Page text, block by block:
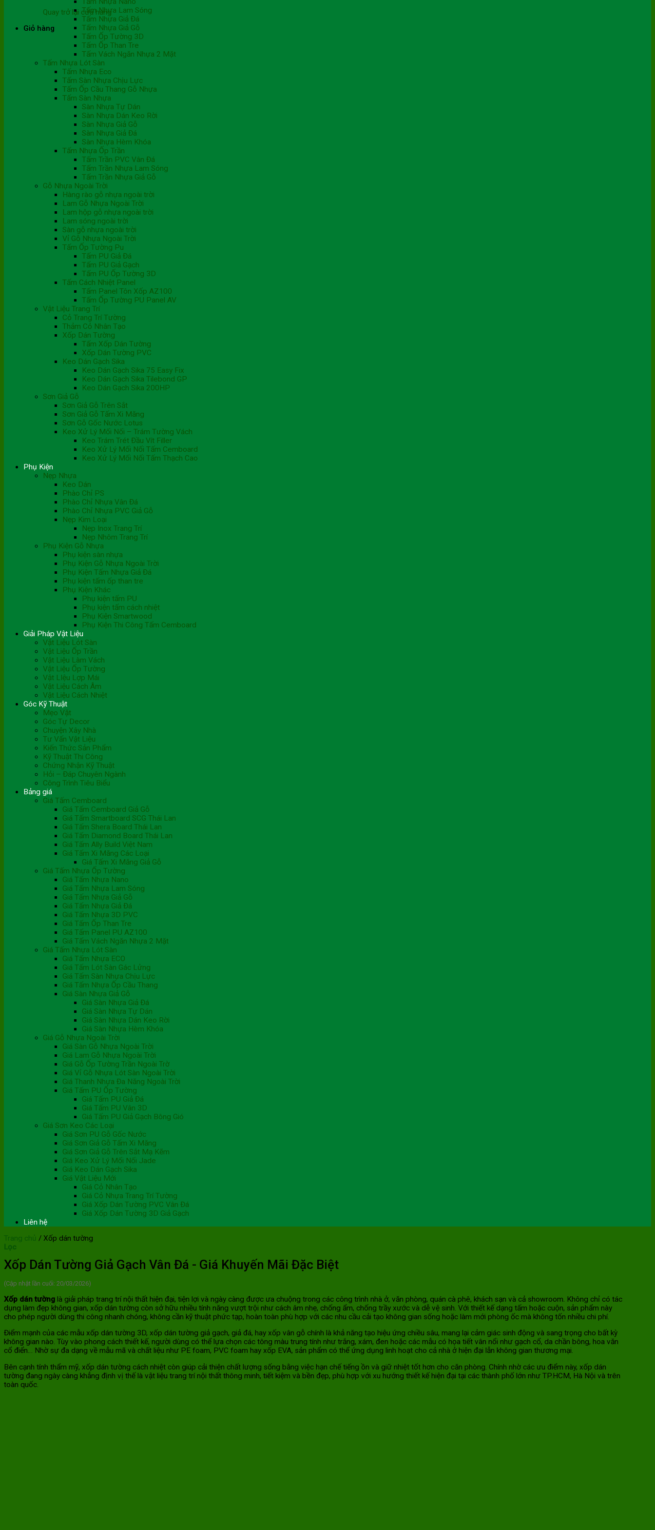
Quay trở lại cửa hàng
Giỏ hàng
Tấm Nhựa Lam Sóng
Tấm Nhựa Giả Đá
Tấm Nhựa Giả Gỗ
Tấm Ốp Tường 3D
Tấm Ốp Than Tre
Tấm Vách Ngăn Nhựa 2 Mặt
Tấm Nhựa Lót Sàn
Tấm Nhựa Eco
Tấm Sàn Nhựa Chịu Lực
Tấm Ốp Cầu Thang Gỗ Nhựa
Tấm Sàn Nhựa
Sàn Nhựa Tự Dán
Sàn Nhựa Dán Keo Rời
Sàn Nhựa Giả Gỗ
Sàn Nhựa Giả Đá
Sàn Nhựa Hèm Khóa
Tấm Nhựa Ốp Trần
Tấm Trần PVC Vân Đá
Tấm Trần Nhựa Lam Sóng
Tấm Trần Nhựa Giả Gỗ
Gỗ Nhựa Ngoài Trời
Hàng rào gỗ nhựa ngoài trời
Lam Gỗ Nhựa Ngoài Trời
Lam hộp gỗ nhựa ngoài trời
Lam sóng ngoài trời
Sàn gỗ nhựa ngoài trời
Vỉ Gỗ Nhựa Ngoài Trời
Tấm Ốp Tường Pu
Tấm PU Giả Đá
Tấm PU Giả Gạch
Tấm PU Ốp Tường 3D
Tấm Cách Nhiệt Panel
Tấm Panel Tôn Xốp AZ100
Tấm Ốp Tường PU Panel AV
Vật Liệu Trang Trí
Cỏ Trang Trí Tường
Thảm Cỏ Nhân Tạo
Xốp Dán Tường
Tấm Xốp Dán Tường
Xốp Dán Tường PVC
Keo Dán Gạch Sika
Keo Dán Gạch Sika 75 Easy Fix
Keo Dán Gạch Sika Tilebond GP
Keo Dán Gạch Sika 200HP
Sơn Giả Gỗ
Sơn Giả Gỗ Trên Sắt
Sơn Giả Gỗ Tấm Xi Măng
Sơn Gỗ Gốc Nước Lotus
Keo Xử Lý Mối Nối – Trám Tường Vách
Keo Trám Trét Đầu Vít Filler
Keo Xử Lý Mối Nối Tấm Cemboard
Keo Xử Lý Mối Nối Tấm Thạch Cao
Phụ Kiện
Nẹp Nhựa
Keo Dán
Phào Chỉ PS
Phào Chỉ Nhựa Vân Đá
Phào Chỉ Nhựa PVC Giả Gỗ
Nẹp Kim Loại
Nẹp Inox Trang Trí
Nẹp Nhôm Trang Trí
Phụ Kiện Gỗ Nhựa
Phụ kiện sàn nhựa
Phụ Kiện Gỗ Nhựa Ngoài Trời
Phụ Kiện Tấm Nhựa Giả Đá
Phụ kiện tấm ốp than tre
Phụ Kiện Khác
Phụ kiện tấm PU
Phụ kiện tấm cách nhiệt
Phụ Kiện Smartwood
Phụ Kiện Thi Công Tấm Cemboard
Giải Pháp Vật Liệu
Vật Liệu Lót Sàn
Vật Liệu Ốp Trần
Vật Liệu Làm Vách
Vật Liệu Ốp Tường
Vật LIệu Lợp Mái
Vật Liệu Cách Âm
Vật Liệu Cách Nhiệt
Góc Kỹ Thuật
Mẹo Vặt
Góc Tự Decor
Chuyện Xây Nhà
Tư Vấn Vật Liệu
Kiến Thức Sản Phẩm
Kỹ Thuật Thi Công
Chứng Nhận Kỹ Thuật
Hỏi – Đáp Chuyên Ngành
Công Trình Tiêu Biểu
Bảng giá
Giá Tấm Cemboard
Giá Tấm Cemboard Giả Gỗ
Giá Tấm Smartboard SCG Thái Lan
Giá Tấm Shera Board Thái Lan
Giá Tấm Diamond Board Thái Lan
Giá Tấm Ally Build Việt Nam
Giá Tấm Xi Măng Các Loại
Giá Tấm Xi Măng Giả Gỗ
Giá Tấm Nhựa Ốp Tường
Giá Tấm Nhựa Nano
Giá Tấm Nhựa Lam Sóng
Giá Tấm Nhựa Giả Gỗ
Giá Tấm Nhựa Giả Đá
Giá Tấm Nhựa 3D PVC
Giá Tấm Ốp Than Tre
Giá Tấm Panel PU AZ100
Giá Tấm Vách Ngăn Nhựa 2 Mặt
Giá Tấm Nhựa Lót Sàn
Giá Tấm Nhựa ECO
Giá Tấm Lót Sàn Gác Lửng
Giá Tấm Sàn Nhựa Chịu Lực
Giá Tấm Nhựa Ốp Cầu Thang
Giá Sàn Nhựa Giả Gỗ
Giá Sàn Nhựa Giả Đá
Giá Sàn Nhựa Tự Dán
Giá Sàn Nhựa Dán Keo Rời
Giá Sàn Nhựa Hèm Khóa
Giá Gỗ Nhựa Ngoài Trời
Giá Sàn Gỗ Nhựa Ngoài Trời
Giá Lam Gỗ Nhựa Ngoài Trời
Giá Gỗ Ốp Tường Trần Ngoài Trờ
Giá Vỉ Gỗ Nhựa Lót Sàn Ngoài Trời
Giá Thanh Nhựa Đa Năng Ngoài Trời
Giá Tấm PU Ốp Tường
Giá Tấm PU Giả Đá
Giá Tấm PU Vân 3D
Giá Tấm PU Giả Gạch Bông Gió
Giá Sơn Keo Các Loại
Giá Sơn PU Gỗ Gốc Nước
Giá Sơn Giả Gỗ Tấm Xi Măng
Giá Sơn Giả Gỗ Trên Sắt Mạ Kẽm
Giá Keo Xử Lý Mối Nối Jade
Giá Keo Dán Gạch Sika
Giá Vật Liệu Mới
Giá Cỏ Nhân Tạo
Giá Cỏ Nhựa Trang Trí Tường
Giá Xốp Dán Tường PVC Vân Đá
Giá Xốp Dán Tường 3D Giả Gạch
Liên hệ
Trang chủ / Xốp dán tường
Lọc
Xốp Dán Tường Giả Gạch Vân Đá - Giá Khuyến Mãi Đặc Biệt
(Cập nhật lần cuối: 20/03/2026)
Xốp dán tường là giải pháp trang trí nội thất hiện đại, tiện lợi và ngày càng được ưa chuộng trong các công trình nhà ở, văn phòng, quán cà phê, khách sạn và cả showroom. Không chỉ có tác
dụng làm đẹp không gian, xốp dán tường còn sở hữu nhiều tính năng vượt trội như cách âm nhẹ, chống ẩm, chống trầy xước và dễ vệ sinh. Với thiết kế dạng tấm hoặc cuộn, sản phẩm này
cho phép người dùng thi công nhanh chóng, không cần kỹ thuật phức tạp, hoàn toàn phù hợp với các nhu cầu cải tạo không gian sống hoặc làm mới phòng ốc mà không tốn nhiều chi phí.
Điểm mạnh của các mẫu xốp dán tường 3D, xốp dán tường giả gạch, giả đá, hay xốp vân gỗ chính là khả năng tạo hiệu ứng chiều sâu, mang lại cảm giác sinh động và sang trọng cho bất kỳ
không gian nào. Tùy vào phong cách thiết kế, người dùng có thể lựa chọn các tông màu trung tính như trắng, xám, đen hoặc các mẫu có họa tiết vân nổi như gạch cổ, da chần bông, hoa văn
cổ điển… Nhờ sự đa dạng về mẫu mã và chất liệu như PE foam, PVC foam hay xốp EVA, sản phẩm có thể ứng dụng linh hoạt cho cả nhà ở hiện đại lẫn không gian thương mại.
Bên cạnh tính thẩm mỹ, xốp dán tường cách nhiệt còn giúp cải thiện chất lượng sống bằng việc hạn chế tiếng ồn và giữ nhiệt tốt hơn cho căn phòng. Chính nhờ các ưu điểm này, xốp dán
tường đang ngày càng khẳng định vị thế là vật liệu trang trí nội thất thông minh, tiết kiệm và bền đẹp, phù hợp với xu hướng thiết kế hiện đại tại các thành phố lớn như TP.HCM, Hà Nội và trên
toàn quốc.